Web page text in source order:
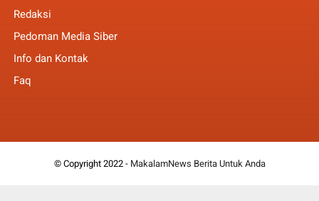
Redaksi
Pedoman Media Siber
Info dan Kontak
Faq
© Copyright 2022 - MakalamNews Berita Untuk Anda